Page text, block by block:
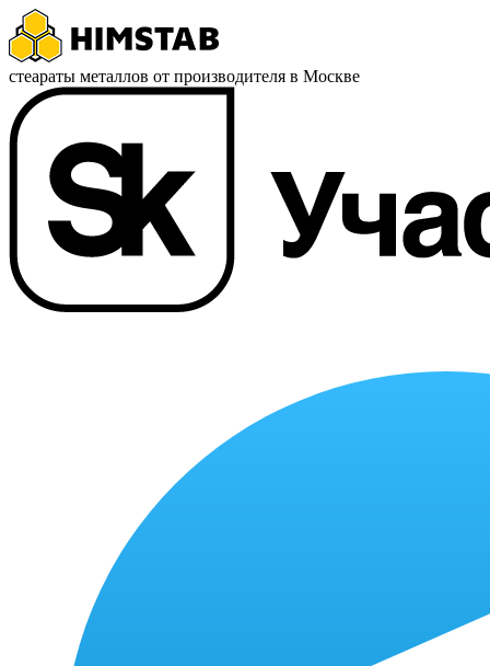
стеараты металлов от производителя в Москве